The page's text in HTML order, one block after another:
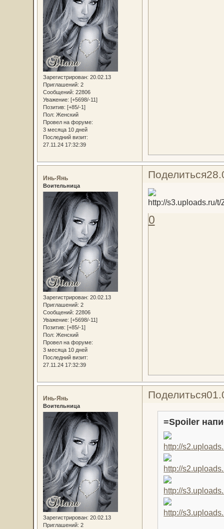
Зарегистрирован: 20.02.13
Приглашений: 2
Сообщений: 22806
Уважение: [+5698/-11]
Позитив: [+85/-1]
Пол: Женский
Провел на форуме:
3 месяца 10 дней
Последний визит:
27.11.24 17:32:39
Поделиться
Инь-Янь
Воительница
Зарегистрирован: 20.02.13
Приглашений: 2
Сообщений: 22806
Уважение: [+5698/-11]
Позитив: [+85/-1]
Пол: Женский
Провел на форуме:
3 месяца 10 дней
Последний визит:
27.11.24 17:32:39
0
Поделиться
Инь-Янь
Воительница
Зарегистрирован: 20.02.13
Приглашений: 2
=Spoiler